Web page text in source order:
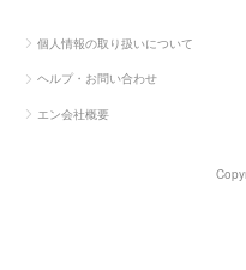
個人情報の取り扱いについて
ヘルプ・お問い合わせ
エン会社概要